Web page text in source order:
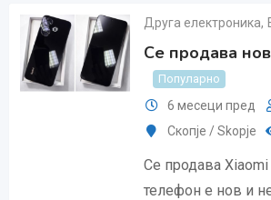
Друга електроника,
Се продава
Популарно
6 месеци пред
Скопjе / Skopje
Се продава Xiaomi
телефон е нов и